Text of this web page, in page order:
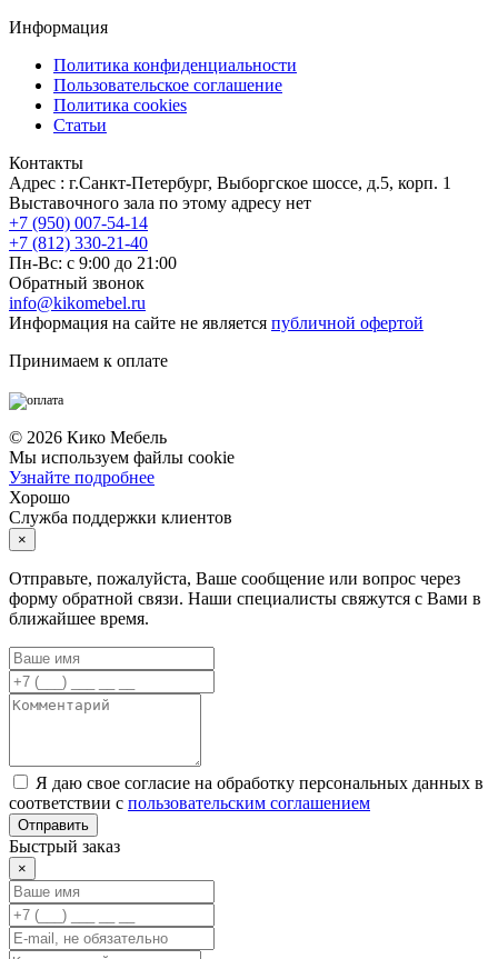
Информация
Политика конфиденциальности
Пользовательское соглашение
Политика cookies
Статьи
Контакты
Адрес : г.Санкт-Петербург, Выборгское шоссе, д.5, корп. 1
Выставочного зала по этому адресу нет
+7 (950) 007-54-14
+7 (812) 330-21-40
Пн-Вс: с 9:00 до 21:00
Обратный звонок
info@kikomebel.ru
Информация на сайте не является публичной офертой
Принимаем к оплате
© 2026 Кико Мебель
Мы используем файлы cookie
Узнайте подробнее
Хорошо
Служба поддержки клиентов
×
Отправьте, пожалуйста, Ваше сообщение или вопрос через
форму обратной связи. Наши специалисты свяжутся с Вами в
ближайшее время.
Я даю свое согласие на обработку персональных данных в
соответствии с пользовательским соглашением
Отправить
Быстрый заказ
×